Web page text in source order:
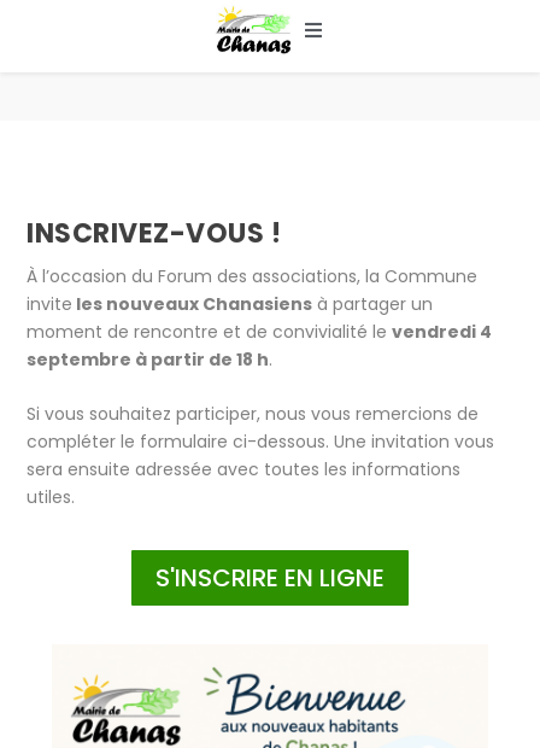
ASSOCIATIONS & LOISIRS
NOUS CONTACTER
INSCRIVEZ-VOUS !
À l’occasion du Forum des associations, la Commune
invite les nouveaux Chanasiens à partager un
moment de rencontre et de convivialité levendredi 4
septembre à partir de 18 h.
Si vous souhaitez participer, nous vous remercions de
compléter le formulaire ci-dessous. Une invitation vous
sera ensuite adressée avec toutes les informations
utiles.
S'INSCRIRE EN LIGNE